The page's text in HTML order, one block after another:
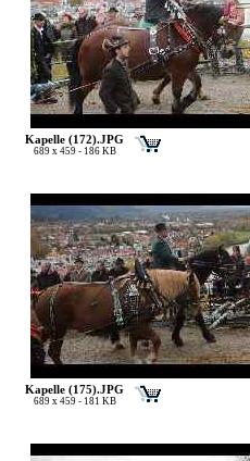
Kapelle (172).JPG
689 x 459 - 186 KB
Kapelle (175).JPG
689 x 459 - 181 KB